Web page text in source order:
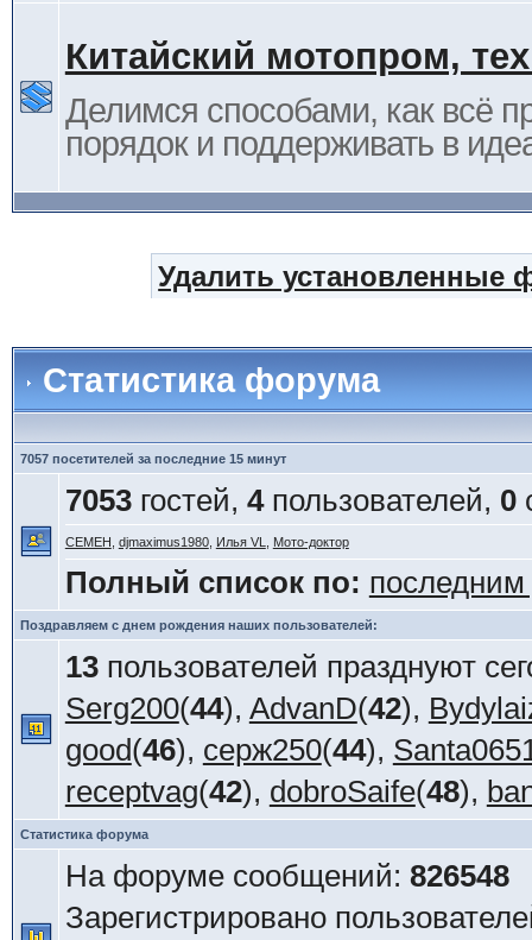
Китайский мотопром,
Делимся способами, как всё
порядок и поддерживать в
Удалить установленные
Статистика форума
7057 посетителей за последние 15 минут
7053гостей, 4пользователей, 0
СЕМЕН djmaximus1980, Илья VL Мото-доктор
Полный список по:
Поздравляем с днем рождения наших пользователей:
13пользователей празднуют
Serg200(44), AdvanD(42),
good(46), серж250(44),
receptvag(42), dobroSaife(48),
Статистика форума
На форуме сообщений: 826548
Зарегистрировано